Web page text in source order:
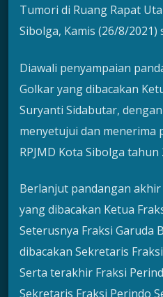
Tumori di Ruang Rapat
Sibolga, Kamis (26/8/2021)
Diawali penyampaian
Golkar yang dibacakan
Suryanti Sidabutar,
menyetujui dan menerima
RPJMD Kota Sibolga tahun
Berlanjut pandangan akhir
yang dibacakan Ketua
Seterusnya Fraksi Garuda
dibacakan Sekretaris
Serta terakhir Fraksi
Sekretaris Fraksi Perindo